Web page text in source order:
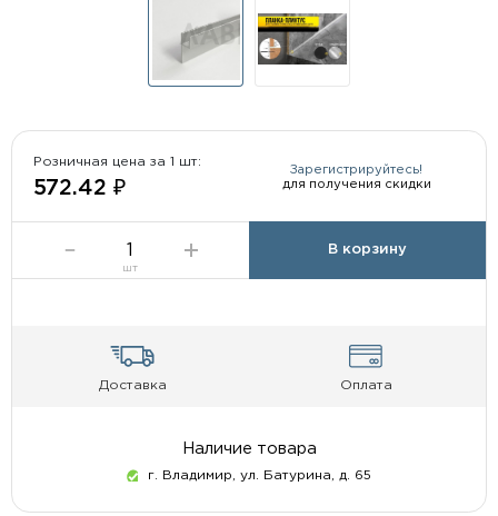
Розничная цена за 1 шт:
572.42 ₽
Зарегистрируйтесь!
для получения скидки
шт
В корзину
Доставка Оплата
Наличие товара
г. Владимир, ул. Батурина, д. 65